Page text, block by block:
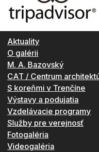
Aktuality
O galérii
M. A. Bazovský
CAT / Centrum
S koreňmi v Trenčíne
Výstavy a podujatia
Vzdelávacie programy
Služby pre verejnosť
Fotogaléria
Videogaléria